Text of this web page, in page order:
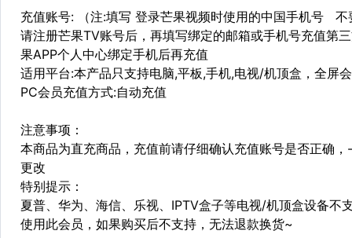
充值账号: （注:填写 登录芒果视频时使用的中国手机号
请注册芒果TV账号后，再填写绑定的邮箱或手机号充值第
果APP个人中心绑定手机后再充值
适用平台:本产品只支持电脑,平板,手机,电视/机顶盒，全屏
PC会员充值方式:自动充值
注意事项：
本商品为直充商品，充值前请仔细确认充值账号是否正确
更改
特别提示：
夏普、华为、海信、乐视、IPTV盒子等电视/机顶盒设备不
使用此会员，如果购买后不支持，无法退款换货~